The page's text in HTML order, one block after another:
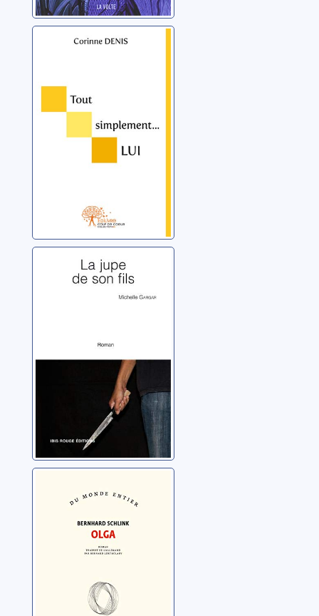
Pitt-Hopkins,
maladie
orpheline très
Denis, Corinne
La jupe de son
Schlink, Bernhard